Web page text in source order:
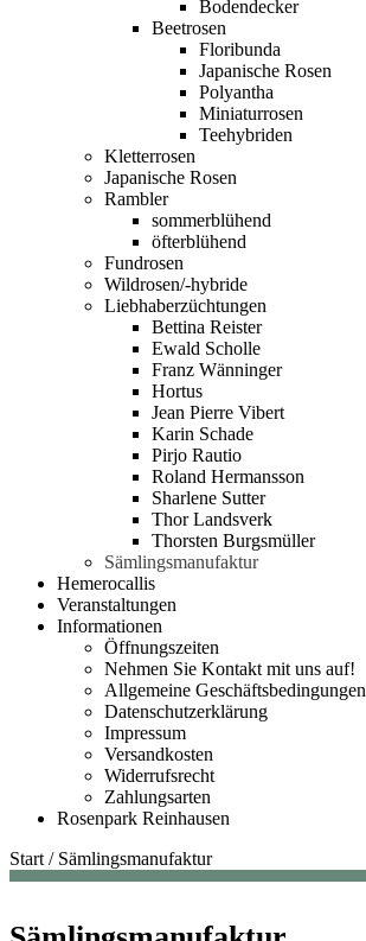
Bodendecker
Beetrosen
Floribunda
Japanische Rosen
Polyantha
Miniaturrosen
Teehybriden
Kletterrosen
Japanische Rosen
Rambler
sommerblühend
öfterblühend
Fundrosen
Wildrosen/-hybride
Liebhaberzüchtungen
Bettina Reister
Ewald Scholle
Franz Wänninger
Hortus
Jean Pierre Vibert
Karin Schade
Pirjo Rautio
Roland Hermansson
Sharlene Sutter
Thor Landsverk
Thorsten Burgsmüller
Sämlingsmanufaktur
Hemerocallis
Veranstaltungen
Informationen
Öffnungszeiten
Nehmen Sie Kontakt mit uns auf!
Allgemeine Geschäftsbedingungen
Datenschutzerklärung
Impressum
Versandkosten
Widerrufsrecht
Zahlungsarten
Rosenpark Reinhausen
Start / Sämlingsmanufaktur